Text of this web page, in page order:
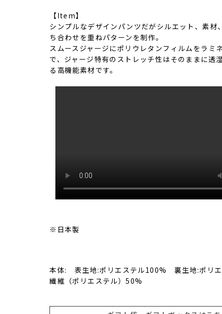
【Item】
シンプルなデザインパンツだがシルエット、素材
ち合わせを重ねパターンを制作。
スムースジャージにポリウレタンフィルムをラミ
で、ジャージ特有のストレッチ性はそのままに透
る高機能素材です。
※日本製
本体: 表生地:ポリエステル100% 裏生地:ポリ
繊維（ポリエステル）50%